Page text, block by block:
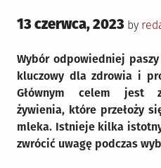
Posted
13 czerwca, 2023 by
Wybór odpowiedniej
kluczowy dla zdrowia i
Głównym celem jest
żywienia, które przełoży
mleka. Istnieje kilka
zwrócić uwagę podczas